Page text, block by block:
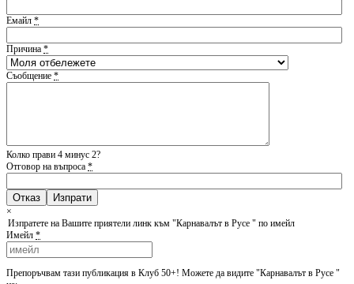
Емайл *
Причина *
Съобщение *
Колко прави 4 минус 2?
Отговор на въпроса *
Отказ
×
Изпратете на Вашите приятели линк към "Карнавалът в Русе " по имейл
Имейл *
Препоръчвам тази публикация в Клуб 50+! Можете да видите "Карнавалът в Русе "